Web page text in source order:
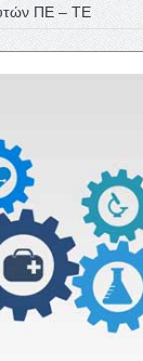
ΠΕ – ΤΕ